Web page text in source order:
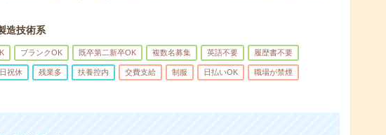
造技術系
ブランクOK 既卒第二新卒OK 複数名募集 英語不要 履歴書不要
祝休 残業多 扶養控内 交費支給 制服 日払いOK 職場が禁煙